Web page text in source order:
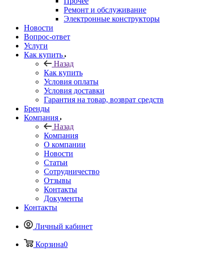
Ремонт и обслуживание
Электронные конструкторы
Новости
Вопрос-ответ
Услуги
Как купить
Назад
Как купить
Условия оплаты
Условия доставки
Гарантия на товар, возврат средств
Бренды
Компания
Назад
Компания
О компании
Новости
Статьи
Сотрудничество
Отзывы
Контакты
Документы
Контакты
Личный кабинет
Корзина0